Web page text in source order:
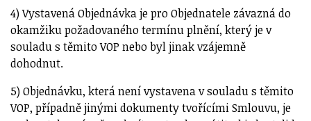
4) Vystavená Objednávka je pro Objednatele závazná do
okamžiku požadovaného termínu plnění, který je v
souladu s těmito VOP nebo byl jinak vzájemně
dohodnut.
5) Objednávku, která není vystavena v souladu s těmito
VOP, případně jinými dokumenty tvořícími Smlouvu, je